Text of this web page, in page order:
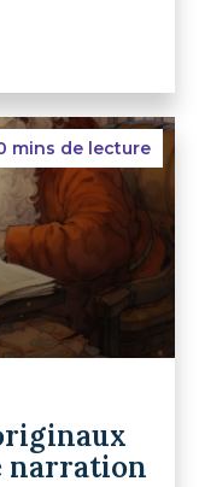
mins de lecture
narration